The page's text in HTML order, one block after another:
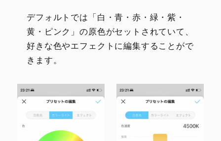
デフォルトでは「白・青・赤・緑・紫・
黄・ピンク」の原色がセットされていて、
好きな色やエフェクトに編集することがで
きます。